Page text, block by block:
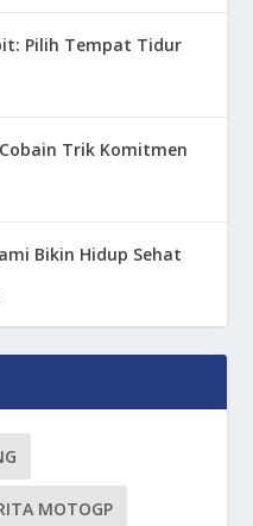
Pilih Tempat Tidur
Trik Komitmen
Bikin Hidup Sehat
MOTOGP